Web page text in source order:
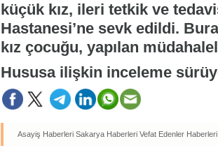
küçük kız, ileri tetkik ve
Hastanesi’ne sevk edildi.
kız çocuğu, yapılan
Hususa ilişkin inceleme
Asayiş Haberleri Sakarya Haberleri Vefat Edenler Haberleri